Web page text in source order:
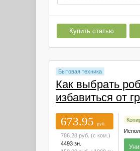
Купить статью
Бытовая техника
Как выбрать
избавиться от
673.95
руб.
786.28 руб. (с ком.)
4493 зн.